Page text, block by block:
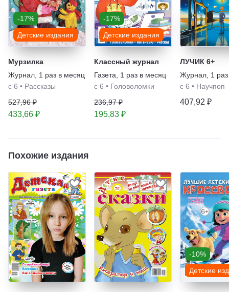
-17%
Детские издания
Мурзилка
Журнал 1 раз в месяц
с 6 • Рассказы
527,96 ₽
433,66 ₽
-17%
Детские издания
Классный журнал
Газета
1 раз в месяц
с 6 • Головоломки
236,97 ₽
195,83 ₽
ЛУЧИК 6+
Журнал 1
с 6 • Научпоп
407,92 ₽
Похожие издания
-10%
Детские